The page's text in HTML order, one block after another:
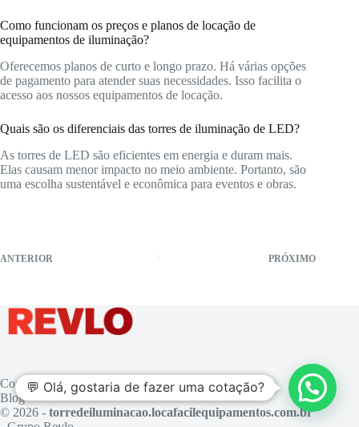
Como funcionam os preços e planos de locação de
equipamentos de iluminação?
Oferecemos planos de curto e longo prazo. Há várias opções
de pagamento para atender suas necessidades. Isso facilita o
acesso aos nossos equipamentos de locação.
Quais são os diferenciais das torres de iluminação de LED?
As torres de LED são eficientes em energia e duram mais.
Elas causam menor impacto no meio ambiente. Portanto, são
uma escolha sustentável e econômica para eventos e obras.
ANTERIOR PRÓXIMO
Contato
Blog
© 2026 - torredeiluminacao.locafacilequipamentos.com.br
💬 Olá, gostaria de fazer uma cotação?